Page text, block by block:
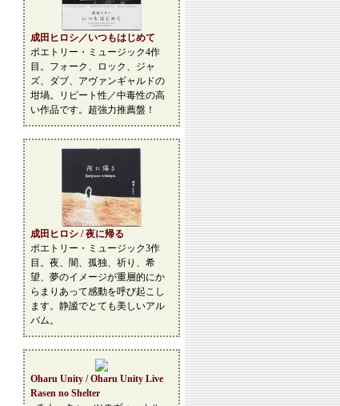
成田ヒロシ／いつもはじめて
ポエトリー・ミュージック4作
目。フォーク、ロック、ジャ
ズ、ダブ、アヴァンギャルドの
坩堝。リピート性／中毒性の高
い作品です。超強力推薦盤！
成田ヒロシ / 夜に帰る
ポエトリー・ミュージック3作
目。夜、闇、孤独、祈り、希
望、夢のイメージが重層的にか
らまりあって感動を呼び起こし
ます。静謐でとても美しいアル
バム。
Oharu Unity / Oharu Unity Live
Rasen no Shelter